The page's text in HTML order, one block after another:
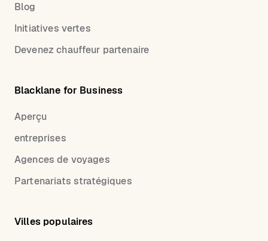
Blog
Initiatives vertes
Devenez chauffeur partenaire
Blacklane for Business
Aperçu
entreprises
Agences de voyages
Partenariats stratégiques
Villes populaires